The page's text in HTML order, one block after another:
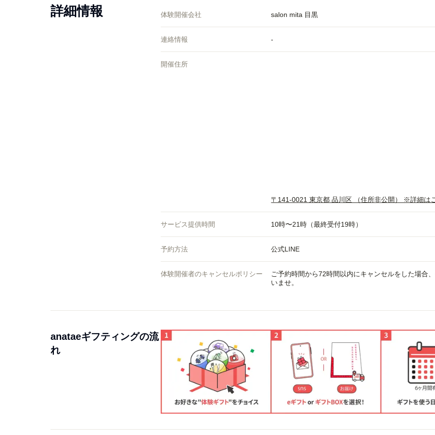
詳細情報 体験開催会社 salon mita 目黒
連絡情報 -
開催住所
〒141-0021 東京都 品川区 （住所非公開） ※詳細は
サービス提供時間 10時〜21時（最終受付19時）
予約方法 公式LINE
体験開催者のキャンセルポリシー
ご予約時間から72時間以内にキャンセルをした場合
いませ。
anataeギフティングの流
れ